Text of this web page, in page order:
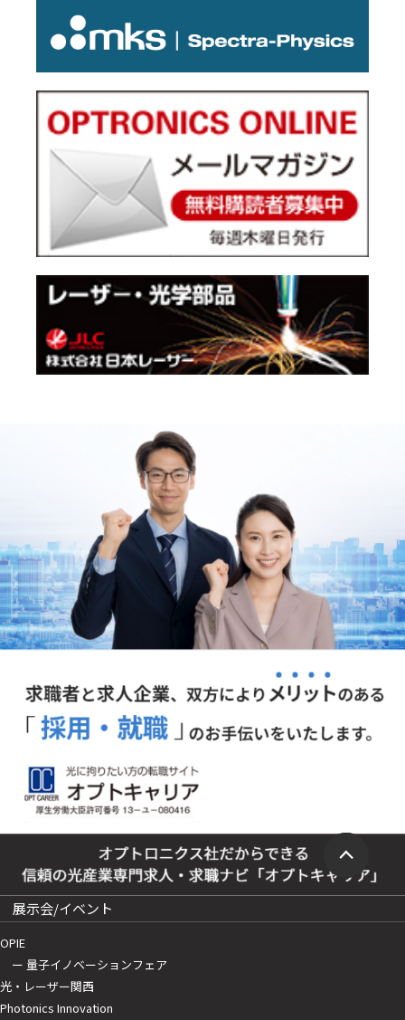
展示会/イベント
OPIE
ー 量子イノベーションフェア
光・レーザー関西
Photonics Innovation